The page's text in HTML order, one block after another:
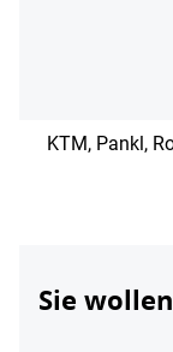
KTM, Pankl,
Sie